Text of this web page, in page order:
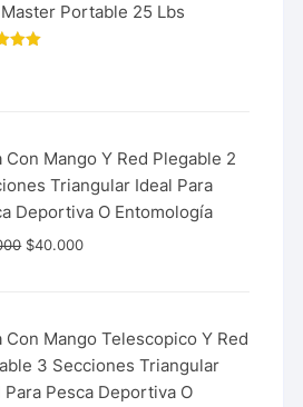
Portable 25 Lbs
Con Mango Y Red Plegable 2
Triangular Ideal Para
Deportiva O Entomología
$40.000
Con Mango Telescopico Y Red
3 Secciones Triangular
Para Pesca Deportiva O